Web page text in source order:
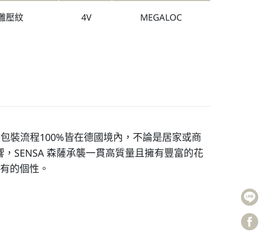
壓紋 4V MEGALOC
裝流程100%皆在德國境內，不論是居家或商
SENSA 森薩承襲一貫高質量且擁有豐富的花
的個性。